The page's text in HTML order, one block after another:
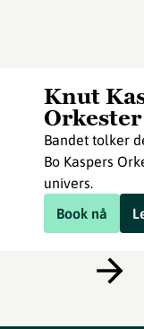
Knut
Orkester
Bandet tolker
Bo Kaspers
univers.
Book nå